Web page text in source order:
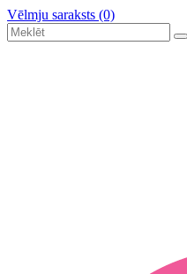
Vēlmju saraksts (0)